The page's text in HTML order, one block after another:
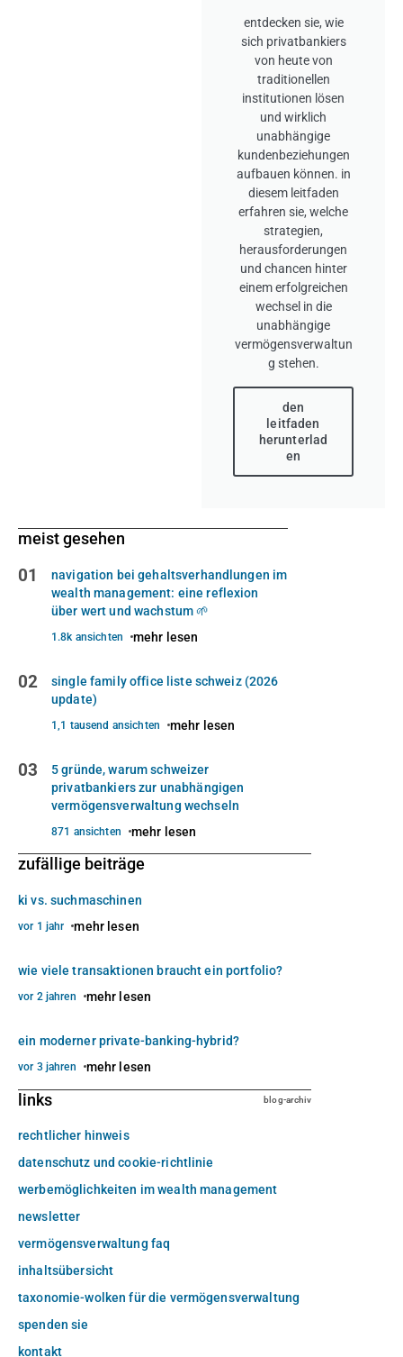
entdecken sie, wie
sich privatbankiers
von heute von
traditionellen
institutionen lösen
und wirklich
unabhängige
kundenbeziehungen
aufbauen können. in
diesem leitfaden
erfahren sie, welche
strategien,
herausforderungen
und chancen hinter
einem erfolgreichen
wechsel in die
unabhängige
vermögensverwaltun
g stehen.
den
leitfaden
herunterlad
en
meist gesehen
01
navigation bei gehaltsverhandlungen im
wealth management: eine reflexion
über wert und wachstum 🌱
1.8k ansichten mehr lesen
02
single family office liste schweiz (2026
update)
1,1 tausend ansichten mehr lesen
03
5 gründe, warum schweizer
privatbankiers zur unabhängigen
vermögensverwaltung wechseln
871 ansichten mehr lesen
zufällige beiträge
ki vs. suchmaschinen
vor 1 jahr mehr lesen
wie viele transaktionen braucht ein portfolio?
vor 2 jahren mehr lesen
ein moderner private-banking-hybrid?
vor 3 jahren mehr lesen
links blog-archiv
rechtlicher hinweis
datenschutz und cookie-richtlinie
werbemöglichkeiten im wealth management
newsletter
vermögensverwaltung faq
inhaltsübersicht
taxonomie-wolken für die vermögensverwaltung
spenden sie
kontakt